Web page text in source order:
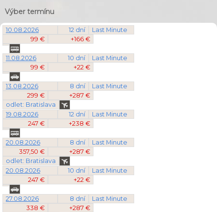
Výber termínu
10.08.2026 12 dní
Last Minute
99 €
+166 €
11.08.2026 10 dní
Last Minute
99 €
+22 €
13.08.2026 8 dní
Last Minute
299 €
+287 €
odlet: Bratislava
19.08.2026
12 dní
Last Minute
247 €
+238 €
20.08.2026 8 dní
Last Minute
357,50 €
+287 €
odlet: Bratislava
20.08.2026
10 dní
Last Minute
247 €
+22 €
27.08.2026 8 dní
Last Minute
338 €
+287 €